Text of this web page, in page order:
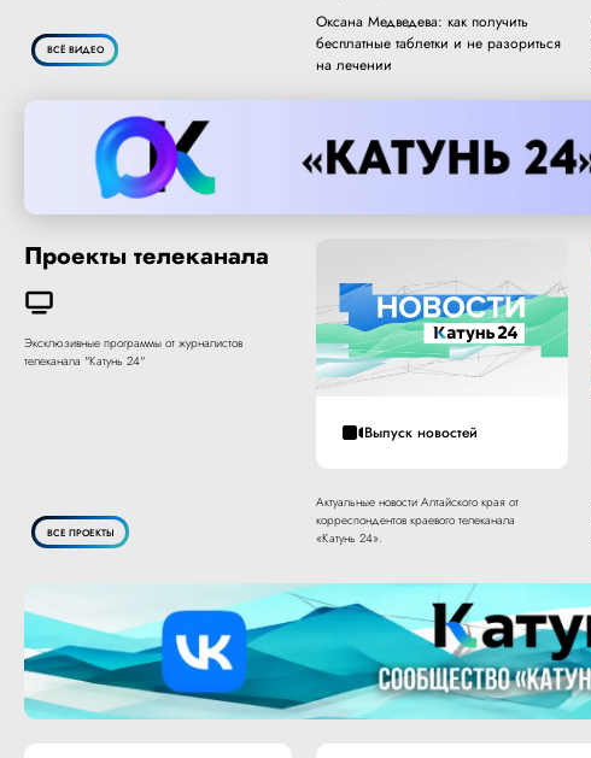
ВСЁ ВИДЕО
Оксана Медведева: как получить
бесплатные таблетки и не разориться
на лечении
Проекты телеканала
Эксклюзивные программы от журналистов
телеканала "Катунь 24"
ВСЕ ПРОЕКТЫ
Выпуск новостей
Актуальные новости Алтайского края от
корреспондентов краевого телеканала
«Катунь 24».